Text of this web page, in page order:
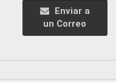
Enviar a
un Correo